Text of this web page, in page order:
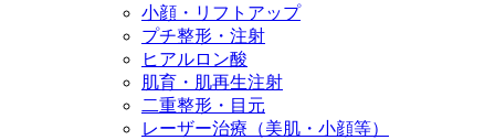
小顔・リフトアップ
プチ整形・注射
ヒアルロン酸
肌育・肌再生注射
二重整形・目元
レーザー治療（美肌・小顔等）